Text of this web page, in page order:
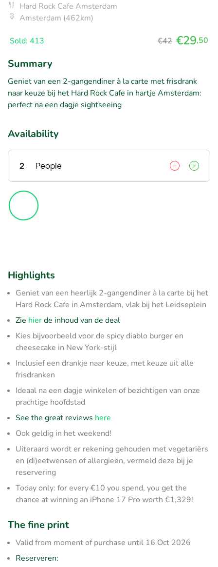
Hard Rock Cafe Amsterdam
Amsterdam (462km)
Sold: 413 €42 €29,50
Summary
Geniet van een 2-gangendiner à la carte met frisdrank
naar keuze bij het Hard Rock Cafe in hartje Amsterdam:
perfect na een dagje sightseeing
Availability
2 People
Highlights
Geniet van een heerlijk 2-gangendiner à la carte bij het
Hard Rock Cafe in Amsterdam, vlak bij het Leidseplein
Zie hierde inhoud van de deal
Kies bijvoorbeeld voor de spicy diablo burger en
cheesecake in New York-stijl
Inclusief een drankje naar keuze, met keuze uit alle
frisdranken
Ideaal na een dagje winkelen of bezichtigen van onze
prachtige hoofdstad
See the great reviews here
Ook geldig in het weekend!
Uiteraard wordt er rekening gehouden met vegetariërs
en (di)eetwensen of allergieën, vermeld deze bij je
reservering
Today only: for every €10 you spend, you get the
chance at winning an iPhone 17 Pro worth €1,329!
The fine print
Valid from moment of purchase until 16 Oct 2026
Reserveren: